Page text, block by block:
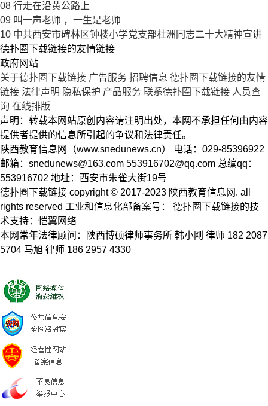
08 行走在沿黄公路上
09 叫一声老师 ，一生是老师
10 中共西安市碑林区钟楼小学党支部杜洲同志二十大精神宣讲
德扑圈下载链接的友情链接
政府网站
关于德扑圈下载链接 广告服务 招聘信息 德扑圈下载链接的友情
链接 法律声明 隐私保护 产品服务 联系德扑圈下载链接 人员查
询 在线排版
声明：转载本网站原创内容请注明出处，本网不承担任何由内容
提供者提供的信息所引起的争议和法律责任。
陕西教育信息网（www.snedunews.cn） 电话：029-85396922
邮箱： snedunews@163.com 553916702@qq.com 总编qq：
553916702 地址：西安市朱雀大街19号
德扑圈下载链接 copyright © 2017-2023 陕西教育信息网. all
rights reserved 工业和信息化部备案号： 德扑圈下载链接的技
术支持：恺翼网络
本网常年法律顾问：陕西博硕律师事务所 韩小刚 律师 182 2087
5704 马旭 律师 186 2957 4330